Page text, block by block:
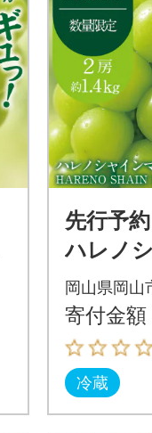
先行予
ハレノ
インマ
房 約
発送
岡山県岡山
寄付金額
冷蔵